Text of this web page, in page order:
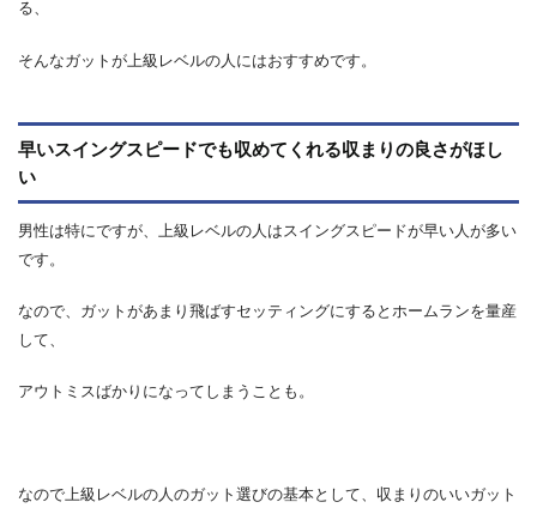
る、
そんなガットが上級レベルの人にはおすすめです。
早いスイングスピードでも収めてくれる収まりの良さがほし
い
男性は特にですが、上級レベルの人はスイングスピードが早い人が多い
です。
なので、ガットがあまり飛ばすセッティングにするとホームランを量産
して、
アウトミスばかりになってしまうことも。
なので上級レベルの人のガット選びの基本として、収まりのいいガット